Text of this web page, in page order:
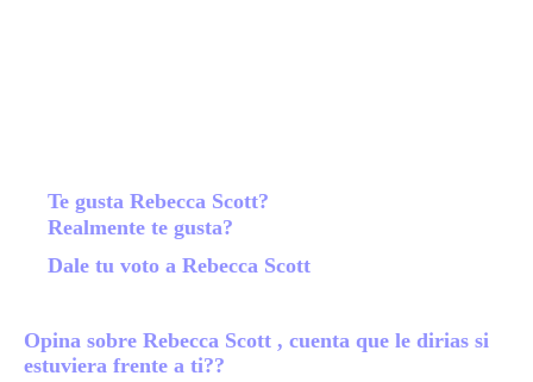
Te gusta Rebecca Scott?
Realmente te gusta?
Dale tu voto a Rebecca Scott
Opina sobre Rebecca Scott , cuenta que le dirias si
estuviera frente a ti??